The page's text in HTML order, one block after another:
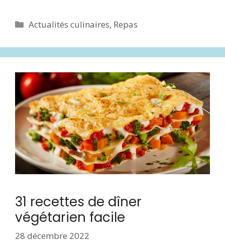
Catégories
Actualités culinaires, Repas
31 recettes de dîner
végétarien facile
28 décembre 2022